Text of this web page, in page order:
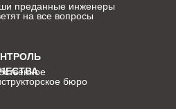
бюро
преданные инженеры
на все вопросы